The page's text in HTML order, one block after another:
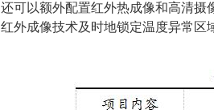
还可以额外配置红外热成像和高清摄
红外成像技术及时地锁定温度异常区